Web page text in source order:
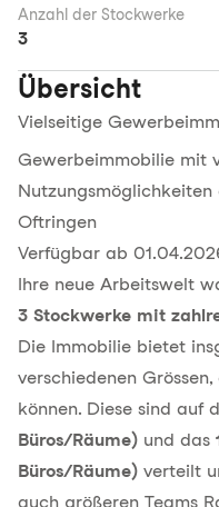
Anzahl der Stockwerke
3
Übersicht
Vielseitige
Gewerbeimmobilie mit
Nutzungsmöglichkeiten
Oftringen
Verfügbar ab
Ihre neue Arbeitswelt
3 Stockwerke mit
Die Immobilie bietet
verschiedenen
können. Diese sind auf
Büros/Räume) und das
Büros/Räume) verteilt
auch größeren Teams